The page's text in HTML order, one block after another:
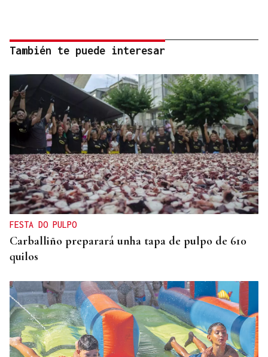
También te puede interesar
FESTA DO PULPO
Carballiño preparará unha tapa de pulpo de 610
quilos